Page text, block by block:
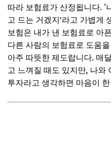
📌 지금 뜨는 꿀정보! 놓치지
추가할인 코드 WRVE6
📌 지금 뜨는 꿀정보! 놓치
추가할인 코드 WRVE6
따라 보험료가 산정됩니다. ‘
고 드는 거겠지’라고 가볍게
보험은 내가 낸 보험료로 아
다른 사람의 보험료로 도움
아주 따뜻한 제도랍니다. 매
고 느껴질 때도 있지만, 나와
투자라고 생각하면 마음이